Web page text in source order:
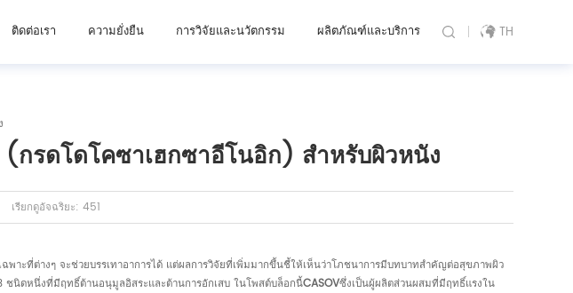
ติดต่อเรา ความยั่งยืน การวิจัยและนวัตกรรม ผลิตภัณฑ์และบริการ TH
กรดโดโคซาเฮกซาอีโนอิก) สำหรับผิวหนัง
เรียกดูอัจฉริยะ: 451
พาะที่ต่างๆ จะช่วยบรรเทาอาการได้ แต่ผลการวิจัยที่เพิ่มมากขึ้นชี้ให้เห็นว่าโภชนาการมีบทบาทสำคัญต่อสุขภาพผิว
ชนิดหนึ่งที่มีฤทธิ์ต้านอนุมูลอิสระและต้านการอักเสบ ในโพสต์บล็อกนี้CASOVซึ่งเป็นผู้ผลิตส่วนผสมที่มีฤทธิ์แรงใน